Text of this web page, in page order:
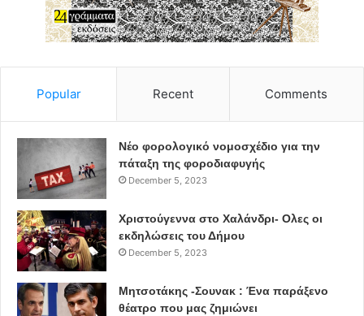
Popular Recent Comments
Νέο φορολογικό νομοσχέδιο για την
πάταξη της φοροδιαφυγής
December 5, 2023
Χριστούγεννα στο Χαλάνδρι- Ολες οι
εκδηλώσεις του Δήμου
December 5, 2023
Μητσοτάκης -Σουνακ : Ένα παράξενο
θέατρο που μας ζημιώνει